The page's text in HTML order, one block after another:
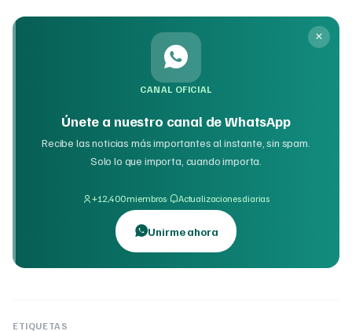
CANAL OFICIAL
Únete a nuestro canal de WhatsApp
Recibe las noticias más importantes al instante, sin spam.
Solo lo que importa, cuando importa.
+12,400 miembros· Actualizaciones diarias
Unirme ahora
ETIQUETAS